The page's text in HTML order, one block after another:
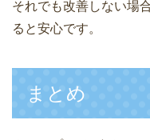
それでも改善しない場
ると安心です。
まとめ